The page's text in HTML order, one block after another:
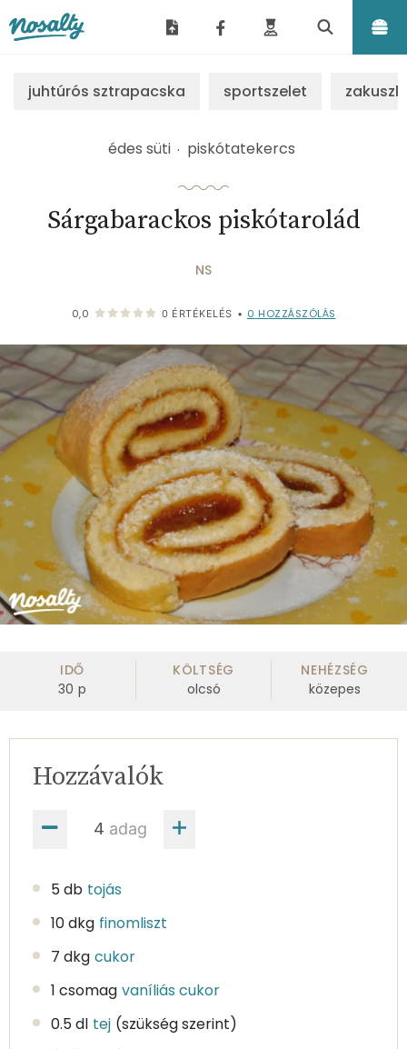
juhtúrós sztrapacska sportszelet
édes süti piskótatekercs
Sárgabarackos piskótarolád
NS
0,0 0 ÉRTÉKELÉS • 0 HOZZÁSZÓLÁS
IDŐ
30 p
KÖLTSÉG
olcsó
NEHÉZSÉG
közepes
adag
Hozzávalók
5 db tojás
10 dkg finomliszt
7 dkg cukor
1 csomag vaníliás cukor
0.5 dl tej (szükség szerint)